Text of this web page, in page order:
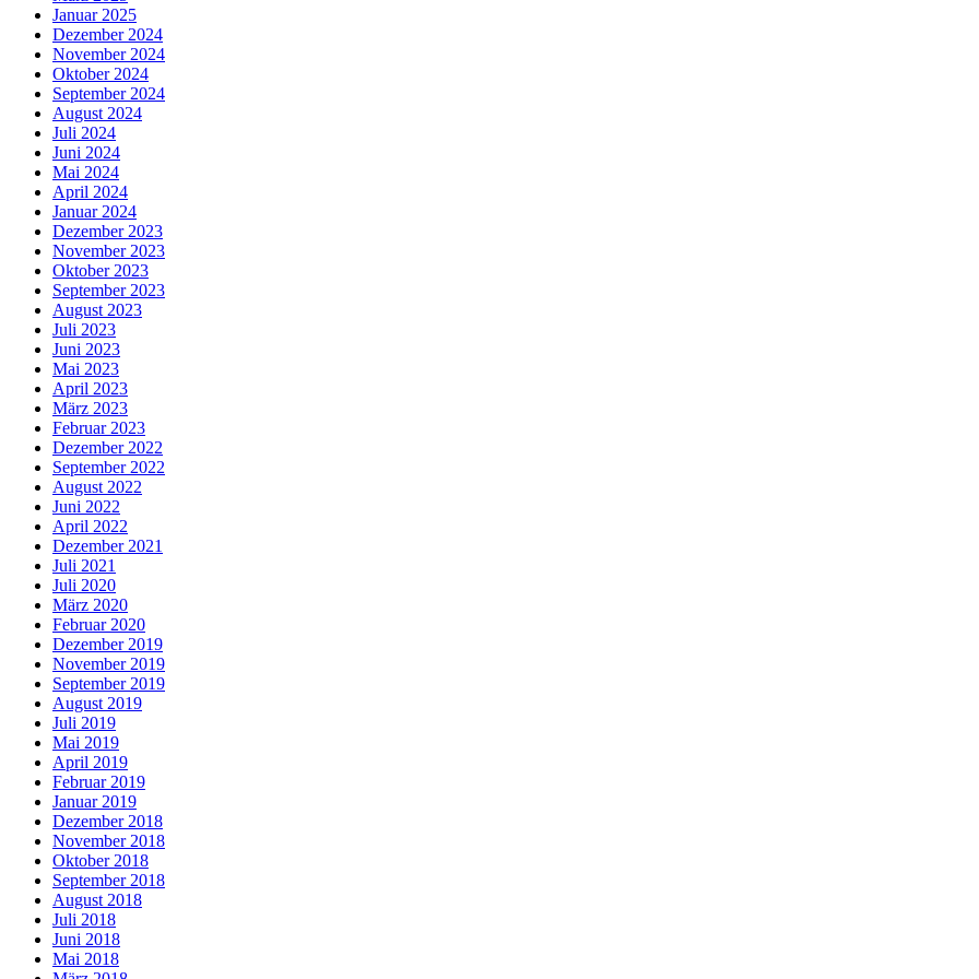
Januar 2025
Dezember 2024
November 2024
Oktober 2024
September 2024
August 2024
Juli 2024
Juni 2024
Mai 2024
April 2024
Januar 2024
Dezember 2023
November 2023
Oktober 2023
September 2023
August 2023
Juli 2023
Juni 2023
Mai 2023
April 2023
März 2023
Februar 2023
Dezember 2022
September 2022
August 2022
Juni 2022
April 2022
Dezember 2021
Juli 2021
Juli 2020
März 2020
Februar 2020
Dezember 2019
November 2019
September 2019
August 2019
Juli 2019
Mai 2019
April 2019
Februar 2019
Januar 2019
Dezember 2018
November 2018
Oktober 2018
September 2018
August 2018
Juli 2018
Juni 2018
Mai 2018